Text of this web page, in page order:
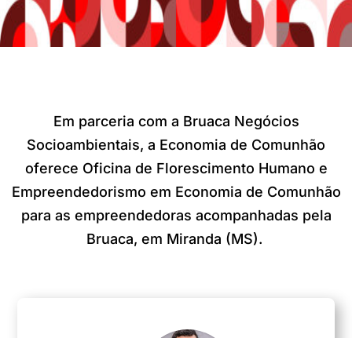
Em parceria com a Bruaca Negócios
Socioambientais, a Economia de Comunhão
oferece Oficina de Florescimento Humano e
Empreendedorismo em Economia de Comunhão
para as empreendedoras acompanhadas pela
Bruaca, em Miranda (MS).